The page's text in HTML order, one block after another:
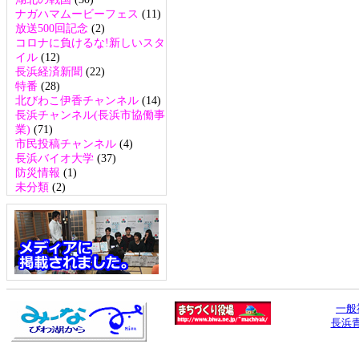
ナガハマムービーフェス (11)
放送500回記念 (2)
コロナに負けるな!新しいスタ
イル (12)
長浜経済新聞 (22)
特番 (28)
北びわこ伊香チャンネル (14)
長浜チャンネル(長浜市協働事
業) (71)
市民投稿チャンネル (4)
長浜バイオ大学 (37)
防災情報 (1)
未分類 (2)
一般
長浜